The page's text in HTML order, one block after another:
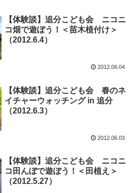
【体験談】追分こども会 ニコニ
コ畑で遊ぼう！＜苗木植付け＞
（2012.6.4）
2012.06.04
【体験談】追分こども会 春のネ
イチャーウォッチング in 追分
（2012.6.3）
2012.06.03
【体験談】追分こども会 ニコニ
コ田んぼで遊ぼう！＜田植え＞
（2012.5.27）